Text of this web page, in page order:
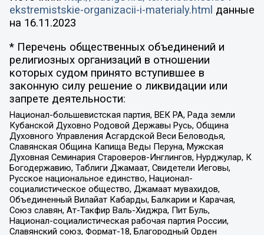
ekstremistskie-organizacii-i-materialy.html данные
на 16.11.2023
* Перечень общественных объединений и
религиозных организаций в отношении
которых судом принято вступившее в
законную силу решение о ликвидации или
запрете деятельности:
Национал-большевистская партия, ВЕК РА, Рада земли
Кубанской Духовно Родовой Державы Русь, Община
Духовного Управления Асгардской Веси Беловодья,
Славянская Община Капища Веды Перуна, Мужская
Духовная Семинария Староверов-Инглингов, Нурджулар, К
Богодержавию, Таблиги Джамаат, Свидетели Иеговы,
Русское национальное единство, Национал-
социалистическое общество, Джамаат мувахидов,
Объединенный Вилайат Кабарды, Балкарии и Карачая,
Союз славян, Ат-Такфир Валь-Хиджра, Пит Буль,
Национал-социалистическая рабочая партия России,
Славянский союз, Формат-18, Благородный Орден